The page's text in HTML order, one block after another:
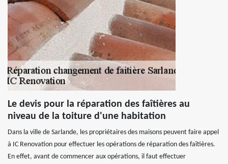
Le devis pour la réparation des faîtières au
niveau de la toiture d'une habitation
Dans la ville de Sarlande, les propriétaires des maisons peuvent faire appel
à IC Renovation pour effectuer les opérations de réparation des faîtières.
En effet, avant de commencer aux opérations, il faut effectuer